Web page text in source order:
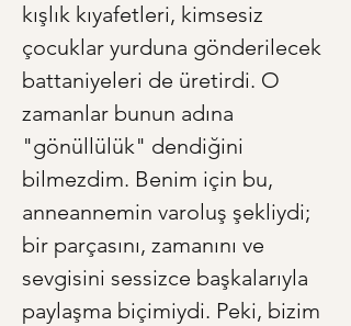
kışlık kıyafetleri, kimsesiz
çocuklar yurduna gönderilecek
battaniyeleri de üretirdi. O
zamanlar bunun adına
"gönüllülük" dendiğini
bilmezdim. Benim için bu,
anneannemin varoluş şekliydi;
bir parçasını, zamanını ve
sevgisini sessizce başkalarıyla
paylaşma biçimiydi. Peki, bizim